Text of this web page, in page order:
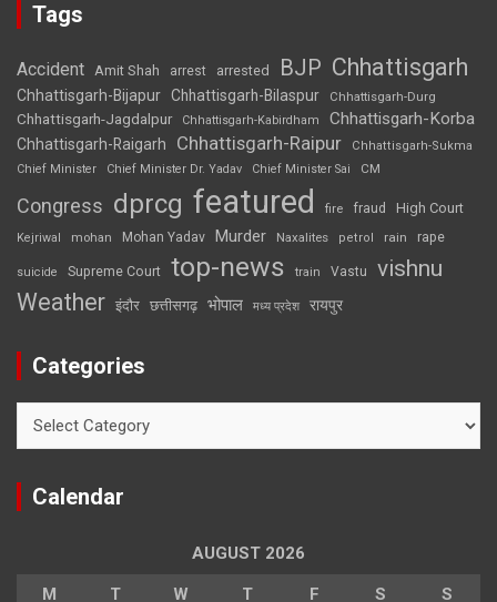
Tags
Accident Amit Shah arrest arrested BJP Chhattisgarh
Chhattisgarh-Bijapur Chhattisgarh-Bilaspur Chhattisgarh-Durg
Chhattisgarh-Jagdalpur Chhattisgarh-Kabirdham Chhattisgarh-Korba
Chhattisgarh-Raigarh Chhattisgarh-Raipur
Chhattisgarh-Sukma
Chief Minister
Chief Minister Dr. Yadav Chief Minister Sai CM
Congress dprcg featured fire fraud High Court
Kejriwal mohan Mohan Yadav Murder Naxalites petrol rain rape
suicide Supreme Court top-news train Vastu vishnu
Weather इंदौर छत्तीसगढ़ भोपाल मध्य प्रदेश रायपुर
Categories
Calendar
AUGUST 2026
M T W T F S S